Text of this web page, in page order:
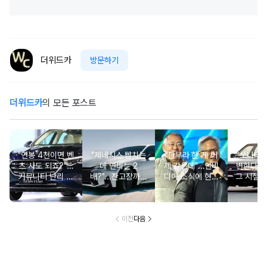
더위드카 방문하기
더위드카의 모든 포스트
"연봉 4천이면 벤
츠 사도 되죠?"…
커뮤니티 난리 난
'현실적 수입차' 보
니
"제네시스 뺨치는
데 연비는 2
배?"...잔고장까지
없는 신차에 '이럴
수가'
"깐부라 한 게 어
제 같은데"…엔비
디아 소식에 현대
차 '초위기 상황'
“쏘나타
변한다
그 시절
고 소식
오너들
이전다음